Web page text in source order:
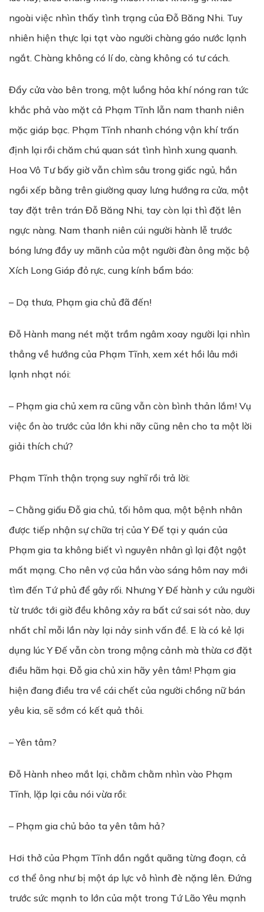
ngoài việc nhìn thấy tình trạng của Đỗ Băng Nhi. Tuy
nhiên hiện thực lại tạt vào người chàng gáo nước lạnh
ngắt. Chàng không có lí do, càng không có tư cách.
Đẩy cửa vào bên trong, một luồng hỏa khí nóng ran tức
khắc phả vào mặt cả Phạm Tĩnh lẫn nam thanh niên
mặc giáp bạc. Phạm Tĩnh nhanh chóng vận khí trấn
định lại rồi chăm chú quan sát tình hình xung quanh.
Hoa Vô Tư bấy giờ vẫn chìm sâu trong giấc ngủ, hắn
ngồi xếp bằng trên giường quay lưng hướng ra cửa, một
tay đặt trên trán Đỗ Băng Nhi, tay còn lại thì đặt lên
ngực nàng. Nam thanh niên cúi người hành lễ trước
bóng lưng đầy uy mãnh của một người đàn ông mặc bộ
Xích Long Giáp đỏ rực, cung kính bẩm báo:
– Dạ thưa, Phạm gia chủ đã đến!
Đỗ Hành mang nét mặt trầm ngâm xoay người lại nhìn
thẳng về hướng của Phạm Tĩnh, xem xét hồi lâu mới
lạnh nhạt nói:
– Phạm gia chủ xem ra cũng vẫn còn bình thản lắm! Vụ
việc ồn ào trước của lớn khi nãy cũng nên cho ta một lời
giải thích chứ?
Phạm Tĩnh thận trọng suy nghĩ rồi trả lời:
– Chằng giấu Đỗ gia chủ, tối hôm qua, một bệnh nhân
được tiếp nhận sự chữa trị của Y Đế tại y quán của
Phạm gia ta không biết vì nguyên nhân gì lại đột ngột
mất mạng. Cho nên vợ của hắn vào sáng hôm nay mới
tìm đến Tứ phủ để gây rối. Nhưng Y Đế hành y cứu người
từ trước tới giờ đều không xảy ra bất cứ sai sót nào, duy
nhất chỉ mỗi lần này lại nảy sinh vấn đề. E là có kẻ lợi
dụng lúc Y Đế vẫn còn trong mộng cảnh mà thừa cơ đặt
điều hãm hại. Đỗ gia chủ xin hãy yên tâm! Phạm gia
hiện đang điều tra về cái chết của người chồng nữ bán
yêu kia, sẽ sớm có kết quả thôi.
– Yên tâm?
Đỗ Hành nheo mắt lại, chằm chằm nhìn vào Phạm
Tĩnh, lặp lại câu nói vừa rồi:
– Phạm gia chủ bảo ta yên tâm hả?
Hơi thở của Phạm Tĩnh dần ngắt quãng từng đoạn, cả
cơ thể ông như bị một áp lực vô hình đè nặng lên. Đứng
trước sức mạnh to lớn của một trong Tứ Lão Yêu mạnh